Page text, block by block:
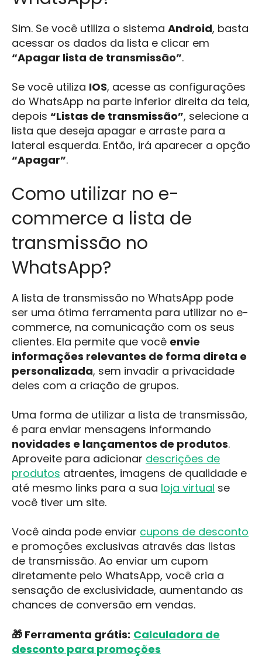
Sim. Se você utiliza o sistema Android, basta
acessar os dados da lista e clicar em
“Apagar lista de transmissão”.
Se você utiliza IOS, acesse as configurações
do WhatsApp na parte inferior direita da tela,
depois “Listas de transmissão”, selecione a
lista que deseja apagar e arraste para a
lateral esquerda. Então, irá aparecer a opção
“Apagar”.
Como utilizar no e-
commerce a lista de
transmissão no
WhatsApp?
A lista de transmissão no WhatsApp pode
ser uma ótima ferramenta para utilizar no e-
commerce, na comunicação com os seus
clientes. Ela permite que você envie
informações relevantes de forma direta e
personalizada, sem invadir a privacidade
deles com a criação de grupos.
Uma forma de utilizar a lista de transmissão,
é para enviar mensagens informando
novidades e lançamentos de produtos.
Aproveite para adicionar descrições de
produtos atraentes, imagens de qualidade e
até mesmo links para a sua loja virtual se
você tiver um site.
Você ainda pode enviar cupons de desconto
e promoções exclusivas através das listas
de transmissão. Ao enviar um cupom
diretamente pelo WhatsApp, você cria a
sensação de exclusividade, aumentando as
chances de conversão em vendas.
🎁 Ferramenta grátis: Calculadora de
desconto para promoções